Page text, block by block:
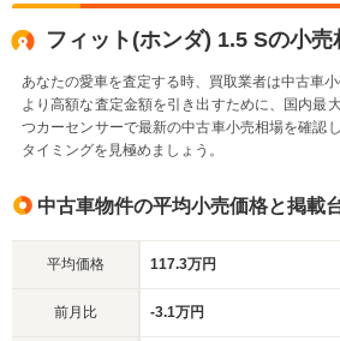
フィット(ホンダ) 1.5 Sの小売
あなたの愛車を査定する時、買取業者は中古車小
より高額な査定金額を引き出すために、国内最
つカーセンサーで最新の中古車小売相場を確認
タイミングを見極めましょう。
中古車物件の平均小売価格と掲載
平均価格 117.3万円
前月比 -3.1万円